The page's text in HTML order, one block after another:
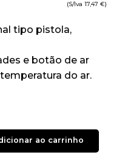
(S/Iva 17,47 €)
tipo pistola,
e botão de ar
do ar.
ao carrinho